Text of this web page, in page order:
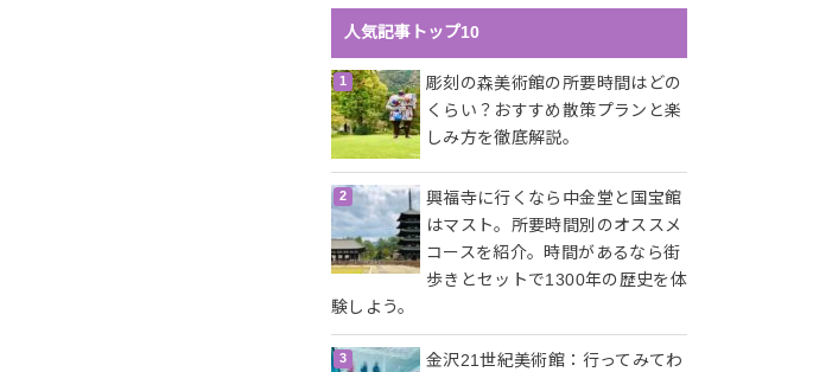
人気記事トップ10
彫刻の森美術館の所要時間はどの
くらい？おすすめ散策プランと楽
しみ方を徹底解説。
興福寺に行くなら中金堂と国宝館
はマスト。所要時間別のオススメ
コースを紹介。時間があるなら街
歩きとセットで1300年の歴史を体
験しよう。
金沢21世紀美術館：行ってみてわ